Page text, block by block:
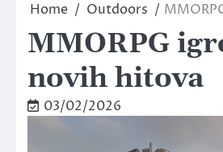
Home Outdoors
MMORPG
novih hitova
03/02/2026